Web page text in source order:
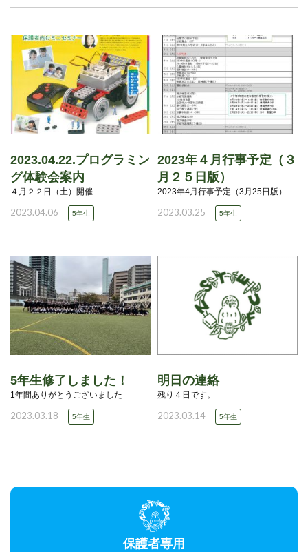
2023.04.22.プログラミン
グ体験会案内
４月２２日（土）開催
2023.04.06 5年生
2023年４月行事予定（３
月２５日版）
2023年4月行事予定（3月25日版）
2023.03.25 5年生
5年生修了しました！
1年間ありがとうございました
2023.03.18 5年生
明日の連絡
残り４日です。
2023.03.14 5年生
保護者専用